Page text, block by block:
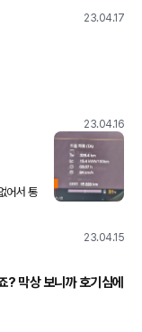
23.04.17
23.04.16
23.04.15
? 막상 보니까 호기심에